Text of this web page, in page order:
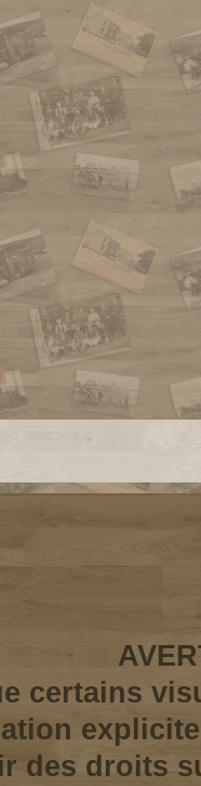
certains
des droits